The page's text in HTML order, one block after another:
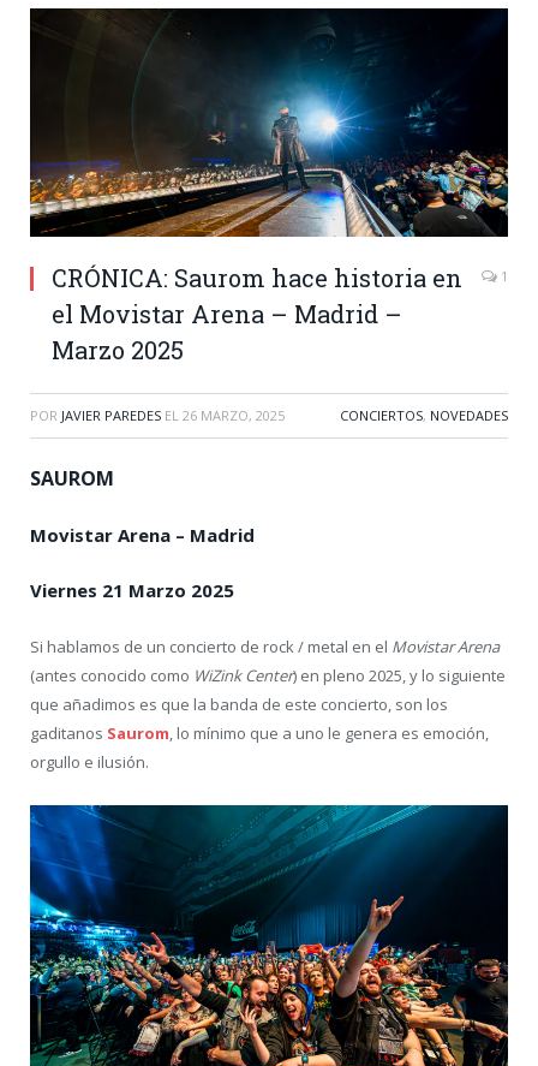
CRÓNICA: Saurom hace historia en
el Movistar Arena – Madrid –
Marzo 2025
1
POR JAVIER PAREDES EL 26 MARZO, 2025 CONCIERTOS, NOVEDADES
SAUROM
Movistar Arena – Madrid
Viernes 21 Marzo 2025
Si hablamos de un concierto de rock / metal en el Movistar Arena
(antes conocido como WiZink Center) en pleno 2025, y lo siguiente
que añadimos es que la banda de este concierto, son los
gaditanos Saurom, lo mínimo que a uno le genera es emoción,
orgullo e ilusión.